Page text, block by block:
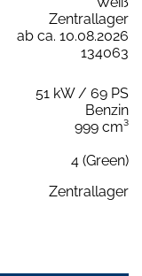
Zentrallager
ab ca. 10.08.2026
134063
51 kW / 69 PS
Benzin
999 cm³
4 (Green)
Zentrallager